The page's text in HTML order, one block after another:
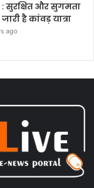
: सुरक्षित और सुगमता
है कांवड़ यात्रा
ago